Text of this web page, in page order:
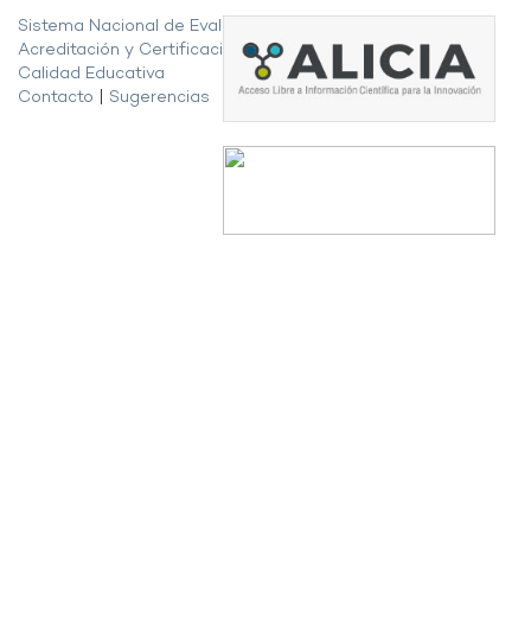
Sistema Nacional de Evaluación,
Acreditación y Certificación de la
Calidad Educativa
Contacto
Sugerencias